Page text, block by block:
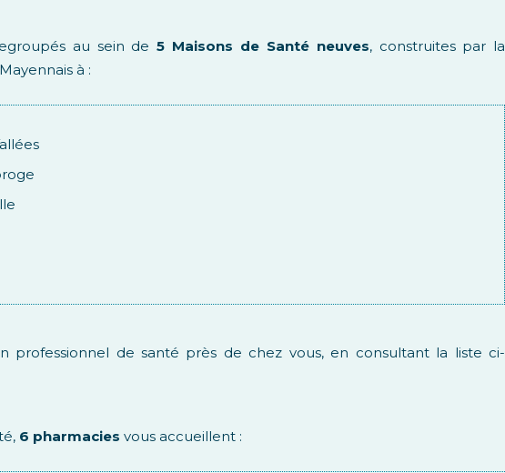
au sein de5 Maisons de Santé neuves, construites par la
à :
professionnel de santé près de chez vous, en consultant la liste ci-
6 pharmacies vous accueillent :